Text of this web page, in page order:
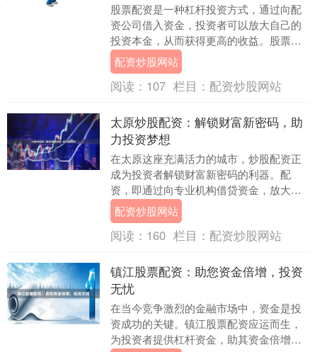
股票配资是一种杠杆投资方式，通过向配
资公司借入资金，投资者可以放大自己的
投资本金，从而获得更高的收益。股票配
资具有以下优势： **放大收益：**通过配
资，投资者....
配资炒股网站
阅读： 107 栏目： 配资炒股网站
太原炒股配资：解锁财富新密码，助
力投资梦想
在太原这座充满活力的城市，炒股配资正
成为投资者解锁财富新密码的利器。配
资，即通过向专业机构借贷资金，放大投
资本金，从而提高投资收益。 太原炒股配
资市场成熟，有多....
配资炒股网站
阅读： 160 栏目： 配资炒股网站
镇江股票配资：助您资金倍增，投资
无忧
在当今竞争激烈的金融市场中，资金是投
资成功的关键。镇江股票配资应运而生，
为投资者提供杠杆资金，助其资金倍增，